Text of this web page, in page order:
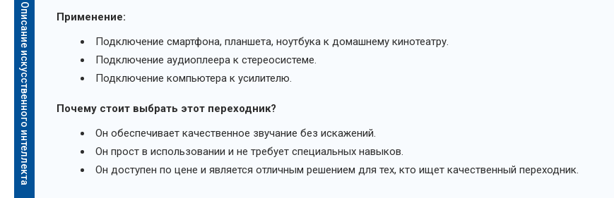
Описание искусственного интеллекта
Применение:
Подключение смартфона, планшета, ноутбука к домашнему кинотеатру.
Подключение аудиоплеера к стереосистеме.
Подключение компьютера к усилителю.
Почему стоит выбрать этот переходник?
Он обеспечивает качественное звучание без искажений.
Он прост в использовании и не требует специальных навыков.
Он доступен по цене и является отличным решением для тех, кто ищет качественный переходник.